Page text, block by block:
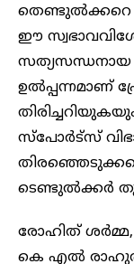
ഈ
സത്യസന്ധനായ
ഉൽപ്പന്നമാണ്
സ്പോർട്സ്
ടെണ്ടുൽക്കർ
രോഹിത് ശർമ്മ,
കെ എൽ രാഹുൽ